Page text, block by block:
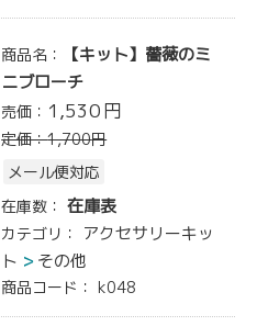
商品名：
【キット】薔薇のミ
ニブローチ
売価： 1,530円
定価：1,700円
メール便対応
在庫数： 在庫表
カテゴリ：
アクセサリーキッ
ト
その他
商品コード： k048